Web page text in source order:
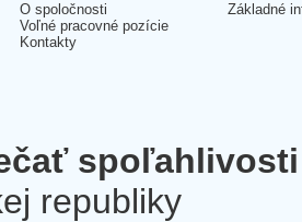
O spoločnosti
Voľné pracovné pozície
Kontakty
Základné
spoľahlivosti
republiky